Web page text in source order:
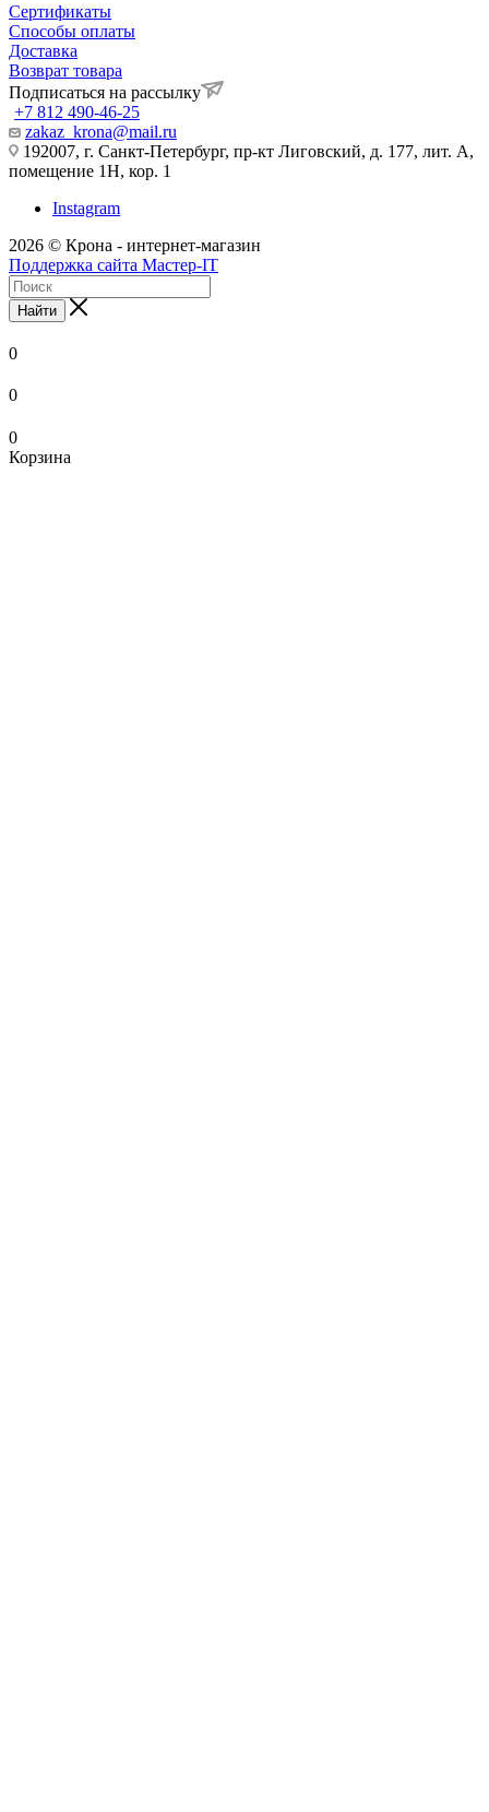
Сертификаты
Способы оплаты
Доставка
Возврат товара
Подписаться на рассылку
+7 812 490-46-25
zakaz_krona@mail.ru
192007, г. Санкт-Петербург, пр-кт Лиговский, д. 177, лит. А,
помещение 1Н, кор. 1
Instagram
2026 © Крона - интернет-магазин
Поддержка сайта Мастер-IT
Найти
0
0
0
Корзина